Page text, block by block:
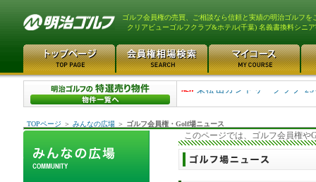
ゴルフ会員権の売買、ご相談なら信頼と実績の明治ゴルフを
クリアビューゴルフクラブ&ホテル(千葉) 名義書換料シニ
平塚富士見カントリーク
東松山カントリークラブ
TOPページ ＞ みんなの広場 ＞ ゴルフ会員権・Golf場ニュース
このページでは、ゴルフ会員権や